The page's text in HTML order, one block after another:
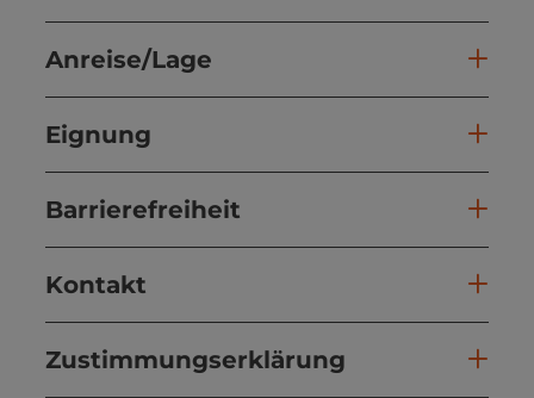
Anreise/Lage
Eignung
Barrierefreiheit
Kontakt
Zustimmungserklärung